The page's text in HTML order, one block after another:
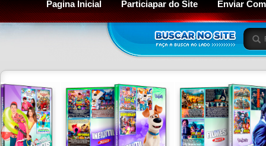
Pagina Inicial Particiapar do Site Enviar